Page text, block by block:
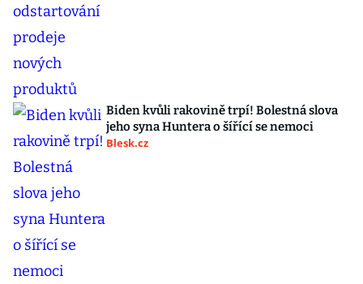
Biden kvůli rakovině trpí! Bolestná slova
jeho syna Huntera o šířící se nemoci
Blesk.cz